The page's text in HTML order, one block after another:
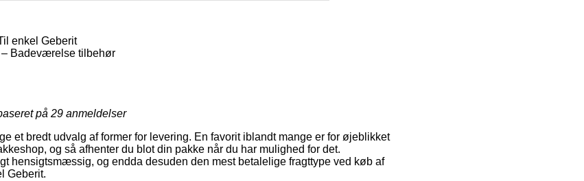
enkel Geberit
Badeværelse tilbehør
på 29 anmeldelser
et bredt udvalg af former for levering. En favorit iblandt mange er for øjeblikket
og så afhenter du blot din pakke når du har mulighed for det.
hensigtsmæssig, og endda desuden den mest betalelige fragttype ved køb af
Geberit.